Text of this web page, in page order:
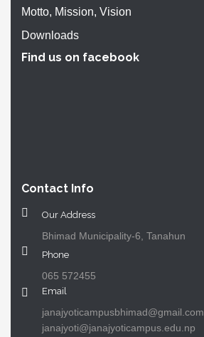
Motto, Mission, Vision
Downloads
Find us on facebook
Contact Info
Our Address
Bhimad Municipality-6, Tanahun
Phone
065 572455
Email
janajyoticampusbhimad@gmail.com
janajyoti@janajyoticampus.edu.np